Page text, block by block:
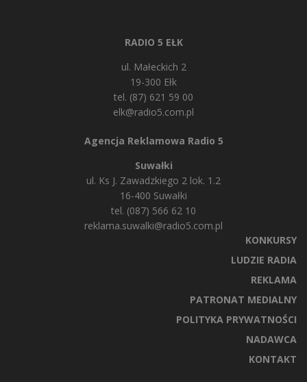
RADIO 5 EŁK
ul. Małeckich 2
19-300 Ełk
tel. (87) 621 59 00
elk@radio5.com.pl
Agencja Reklamowa Radio 5
Suwałki
ul. Ks J. Zawadzkiego 2 lok. 1.2
16-400 Suwałki
tel. (087) 566 62 10
reklama.suwalki@radio5.com.pl
KONKURSY
LUDZIE RADIA
REKLAMA
PATRONAT MEDIALNY
POLITYKA PRYWATNOŚCI
NADAWCA
KONTAKT